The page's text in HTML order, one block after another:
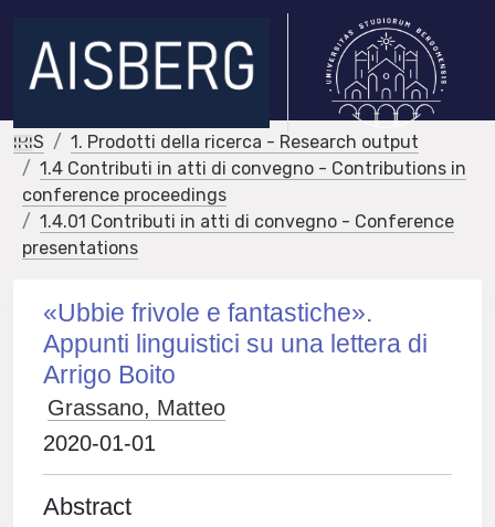
IRIS
1. Prodotti della ricerca - Research output
1.4 Contributi in atti di convegno - Contributions in
conference proceedings
1.4.01 Contributi in atti di convegno - Conference
presentations
«Ubbie frivole e fantastiche».
Appunti linguistici su una lettera di
Arrigo Boito
Grassano, Matteo
2020-01-01
Abstract